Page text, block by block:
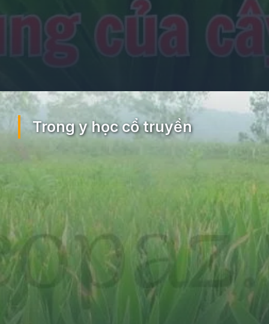
Đang mở https://ocopaz.vn/xa-can-404
Trong y học cổ truyền